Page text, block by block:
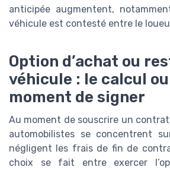
anticipée augmentent,
véhicule est contesté entre le
Option d’achat ou
véhicule : le calcul
moment de signer
Au moment de souscrire un
automobilistes se concentrent
négligent les frais de fin de
choix se fait entre exercer